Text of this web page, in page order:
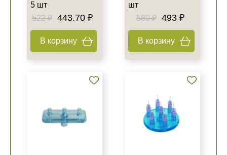
5 шт
522 ₽ 443.70 ₽
В корзину
шт
580 ₽
493 ₽
В корзину